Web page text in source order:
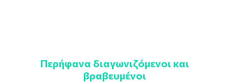
Περήφανα διαγωνιζόμενοι και
βραβευμένοι